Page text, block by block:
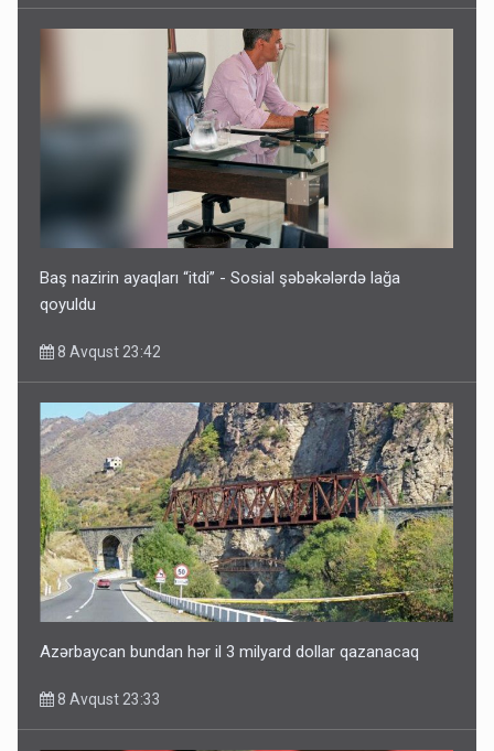
İrəvan dünyaya Azərbaycan üzərindən çıxır – Mühüm
8 Avqust 23:19
Paşinyan Əliyevə zəng etməsindən danışdı
8 Avqust 16:18
Baş nazirin ayaqları “itdi” - Sosial şəbəkələrdə lağa
qoyuldu
8 Avqust 23:42
Azərbaycan bundan hər il 3 milyard dollar qazanacaq
8 Avqust 23:33